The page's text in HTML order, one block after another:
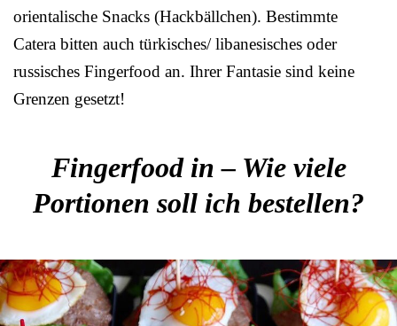
orientalische Snacks (Hackbällchen). Bestimmte
Catera bitten auch türkisches/ libanesisches oder
russisches Fingerfood an. Ihrer Fantasie sind keine
Grenzen gesetzt!
Fingerfood in – Wie viele
Portionen soll ich bestellen?